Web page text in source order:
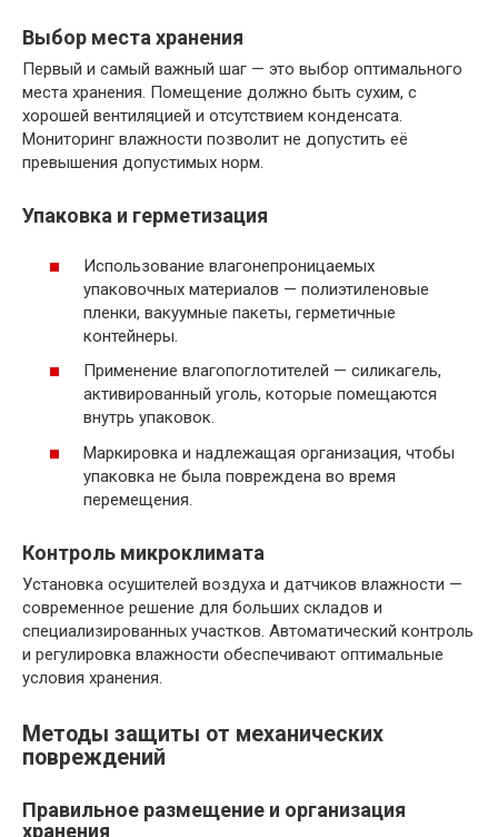
Выбор места хранения
Первый и самый важный шаг — это выбор оптимального
места хранения. Помещение должно быть сухим, с
хорошей вентиляцией и отсутствием конденсата.
Мониторинг влажности позволит не допустить её
превышения допустимых норм.
Упаковка и герметизация
Использование влагонепроницаемых
упаковочных материалов — полиэтиленовые
пленки, вакуумные пакеты, герметичные
контейнеры.
Применение влагопоглотителей — силикагель,
активированный уголь, которые помещаются
внутрь упаковок.
Маркировка и надлежащая организация, чтобы
упаковка не была повреждена во время
перемещения.
Контроль микроклимата
Установка осушителей воздуха и датчиков влажности —
современное решение для больших складов и
специализированных участков. Автоматический контроль
и регулировка влажности обеспечивают оптимальные
условия хранения.
Методы защиты от механических
повреждений
Правильное размещение и организация
хранения